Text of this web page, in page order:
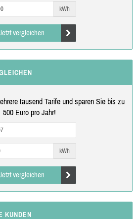
kWh
vergleichen
tausend Tarife und sparen Sie bis zu
500 Euro pro Jahr!
kWh
vergleichen
KUNDEN